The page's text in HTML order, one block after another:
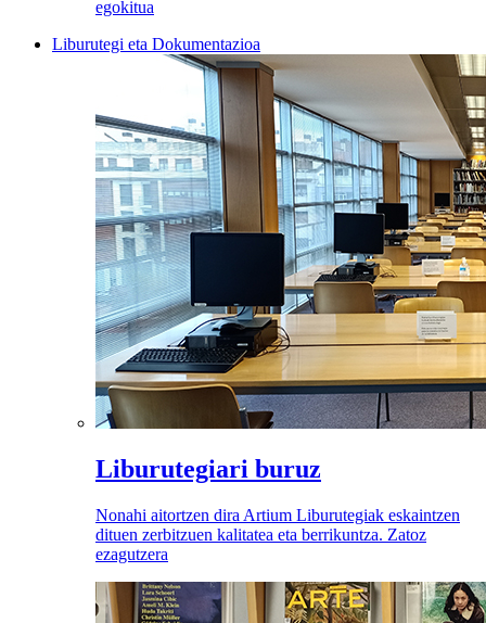
egokitua
Liburutegi eta Dokumentazioa
Liburutegiari buruz
Nonahi aitortzen dira Artium Liburutegiak eskaintzen
dituen zerbitzuen kalitatea eta berrikuntza. Zatoz
ezagutzera